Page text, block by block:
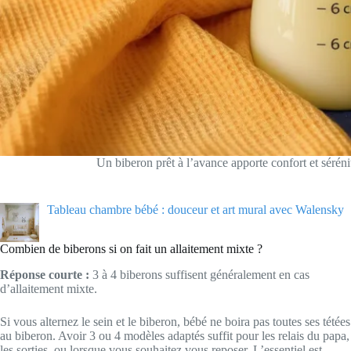
Un biberon prêt à l’avance apporte confort et
Tableau chambre bébé : douceur et art mural avec Walensky
Combien de biberons si on fait un allaitement mixte ?
Réponse courte : 3 à 4 biberons suffisent généralement en cas
d’allaitement mixte.
Si vous alternez le sein et le biberon, bébé ne boira pas toutes ses tétées
au biberon. Avoir 3 ou 4 modèles adaptés suffit pour les relais du papa,